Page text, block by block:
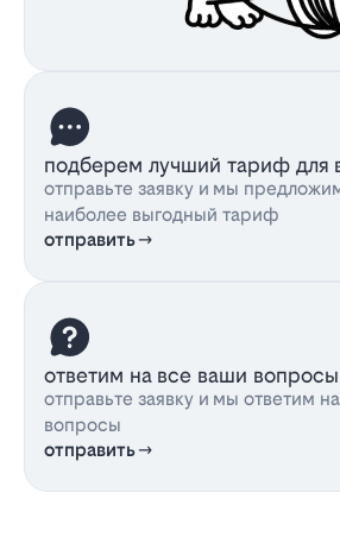
подберем лучший тариф для
отправьте заявку и мы
наиболее выгодный тариф
отправить
ответим на все ваши вопросы
отправьте заявку и мы ответим
вопросы
отправить